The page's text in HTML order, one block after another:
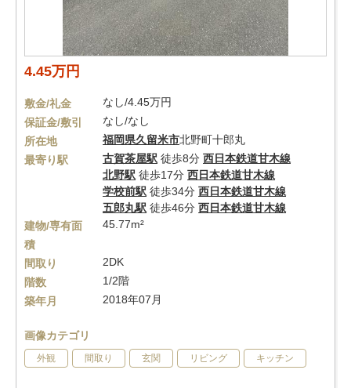
4.45万円
敷金/礼金
なし/4.45万円
保証金/敷引
なし/なし
所在地
福岡県久留米市北野町十郎丸
最寄り駅
古賀茶屋駅 徒歩8分 西日本鉄道甘木線
北野駅 徒歩17分 西日本鉄道甘木線
学校前駅 徒歩34分 西日本鉄道甘木線
五郎丸駅 徒歩46分 西日本鉄道甘木線
建物/専有面
積
45.77m²
間取り
2DK
階数
1/2階
築年月
2018年07月
画像カテゴリ
外観 間取り 玄関 リビング キッチン